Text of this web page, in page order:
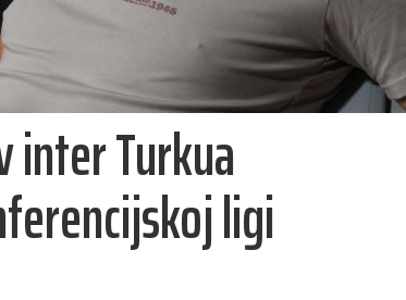
inter Turkua
ligi